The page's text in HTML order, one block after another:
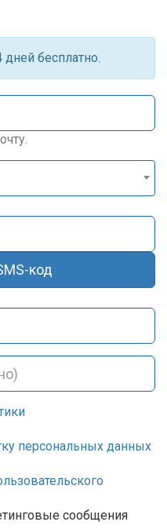
бесплатно.
персональных данных
сообщения